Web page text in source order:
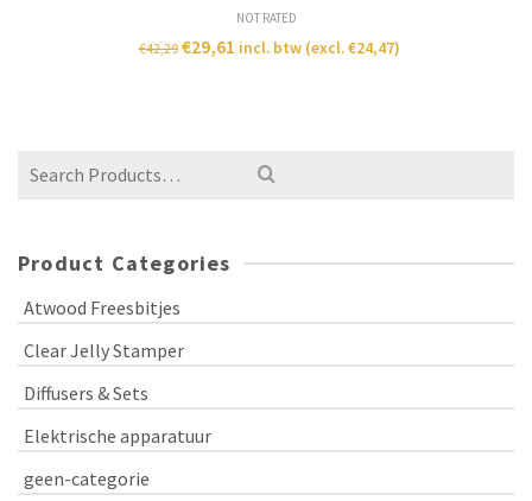
NOT RATED
€42,29 €29,61 incl. btw (excl.€24,47)
Product Categories
Atwood Freesbitjes
Clear Jelly Stamper
Diffusers & Sets
Elektrische apparatuur
geen-categorie